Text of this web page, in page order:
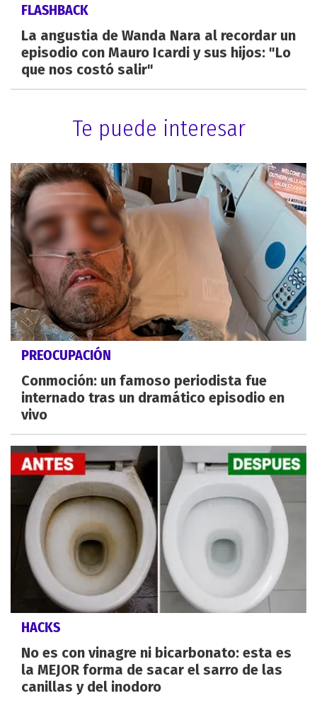
FLASHBACK
La angustia de Wanda Nara al recordar un
episodio con Mauro Icardi y sus hijos: "Lo
que nos costó salir"
Te puede interesar
PREOCUPACIÓN
Conmoción: un famoso periodista fue
internado tras un dramático episodio en
vivo
HACKS
No es con vinagre ni bicarbonato: esta es
la MEJOR forma de sacar el sarro de las
canillas y del inodoro